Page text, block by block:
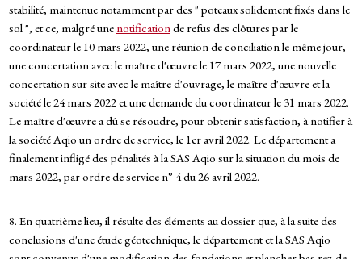
stabilité, maintenue notamment par des " poteaux solidement fixés dans le
sol ", et ce, malgré une notificationde refus des clôtures par le
coordinateur le 10 mars 2022, une réunion de conciliation le même jour,
une concertation avec le maître d'œuvre le 17 mars 2022, une nouvelle
concertation sur site avec le maître d'ouvrage, le maître d'œuvre et la
société le 24 mars 2022 et une demande du coordinateur le 31 mars 2022.
Le maître d'œuvre a dû se résoudre, pour obtenir satisfaction, à notifier à
la société Aqio un ordre de service, le 1er avril 2022. Le département a
finalement infligé des pénalités à la SAS Aqio sur la situation du mois de
mars 2022, par ordre de service n° 4 du 26 avril 2022.
8. En quatrième lieu, il résulte des éléments au dossier que, à la suite des
conclusions d'une étude géotechnique, le département et la SAS Aqio